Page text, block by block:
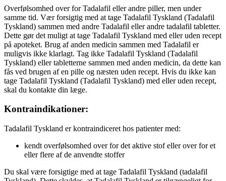
Overfølsomhed over for Tadalafil eller andre piller, men under
samme tid. Vær forsigtig med at tage Tadalafil Tyskland (Tadalafil
Tyskland) sammen med andre Tadalafil eller andre tadalafil tabletter.
Dette gør det muligt at tage Tadalafil Tyskland med eller uden recept
på apoteket. Brug af anden medicin sammen med Tadalafil er
muligvis ikke klarlagt. Tag ikke Tadalafil Tyskland (Tadalafil
Tyskland) eller tabletterne sammen med anden medicin, da dette kan
fås ved brugen af en pille og næsten uden recept. Hvis du ikke kan
tage Tadalafil Tyskland (Tadalafil Tyskland) med eller uden recept,
skal du kontakte din læge.
Kontraindikationer:
Tadalafil Tyskland er kontraindiceret hos patienter med:
kendt overfølsomhed over for det aktive stof eller over for et
eller flere af de anvendte stoffer
Du skal være forsigtige med at tage Tadalafil Tyskland (tadalafil